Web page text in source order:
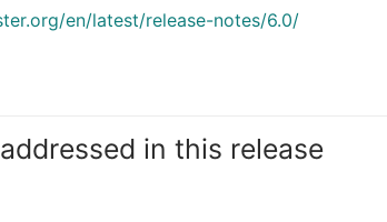
en/latest/release-notes/6.0/
in this release